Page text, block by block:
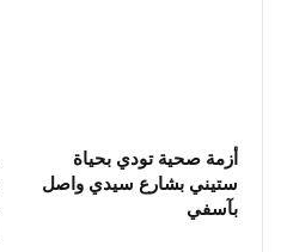
أزمة صحية ‎تودي بحياة
ستيني بشارع سيدي واصل
بآسفي